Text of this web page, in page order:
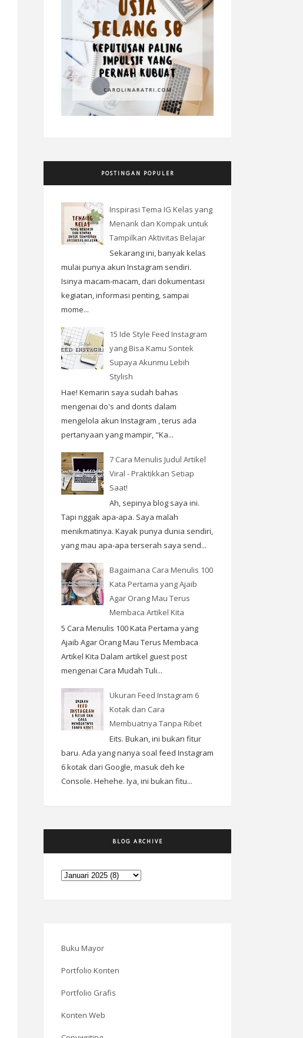
POSTINGAN POPULER
Inspirasi Tema IG Kelas yang
Menarik dan Kompak untuk
Tampilkan Aktivitas Belajar
Sekarang ini, banyak kelas
mulai punya akun Instagram sendiri.
Isinya macam-macam, dari dokumentasi
kegiatan, informasi penting, sampai
mome...
15 Ide Style Feed Instagram
yang Bisa Kamu Sontek
Supaya Akunmu Lebih
Stylish
Hae! Kemarin saya sudah bahas
mengenai do's and donts dalam
mengelola akun Instagram , terus ada
pertanyaan yang mampir, "Ka...
7 Cara Menulis Judul Artikel
Viral - Praktikkan Setiap
Saat!
Ah, sepinya blog saya ini.
Tapi nggak apa-apa. Saya malah
menikmatinya. Kayak punya dunia sendiri,
yang mau apa-apa terserah saya send...
Bagaimana Cara Menulis 100
Kata Pertama yang Ajaib
Agar Orang Mau Terus
Membaca Artikel Kita
5 Cara Menulis 100 Kata Pertama yang
Ajaib Agar Orang Mau Terus Membaca
Artikel Kita Dalam artikel guest post
mengenai Cara Mudah Tuli...
Ukuran Feed Instagram 6
Kotak dan Cara
Membuatnya Tanpa Ribet
Eits. Bukan, ini bukan fitur
baru. Ada yang nanya soal feed Instagram
6 kotak dari Google, masuk deh ke
Console. Hehehe. Iya, ini bukan fitu...
BLOG ARCHIVE
Buku Mayor
Portfolio Konten
Portfolio Grafis
Konten Web